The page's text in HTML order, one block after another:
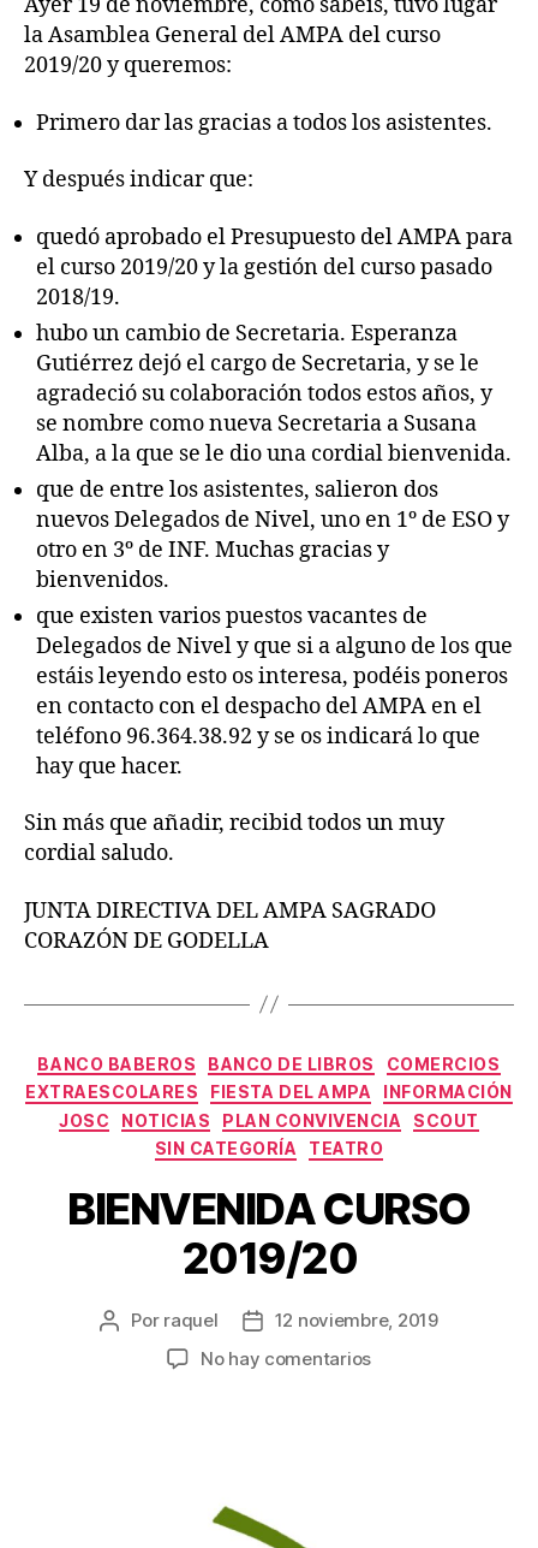
la Asamblea General del AMPA del curso
2019/20 y queremos:
Primero dar las gracias a todos los asistentes.
Y después indicar que:
quedó aprobado el Presupuesto del AMPA para
el curso 2019/20 y la gestión del curso pasado
2018/19.
hubo un cambio de Secretaria. Esperanza
Gutiérrez dejó el cargo de Secretaria, y se le
agradeció su colaboración todos estos años, y
se nombre como nueva Secretaria a Susana
Alba, a la que se le dio una cordial bienvenida.
que de entre los asistentes, salieron dos
nuevos Delegados de Nivel, uno en 1º de ESO y
otro en 3º de INF. Muchas gracias y
bienvenidos.
que existen varios puestos vacantes de
Delegados de Nivel y que si a alguno de los que
estáis leyendo esto os interesa, podéis poneros
en contacto con el despacho del AMPA en el
teléfono 96.364.38.92 y se os indicará lo que
hay que hacer.
Sin más que añadir, recibid todos un muy
cordial saludo.
JUNTA DIRECTIVA DEL AMPA SAGRADO
CORAZÓN DE GODELLA
Categorías
BANCO BABEROS BANCO DE LIBROS
COMERCIOS
EXTRAESCOLARES
FIESTA DEL AMPA
INFORMACIÓN
JOSC
NOTICIAS PLAN CONVIVENCIA
SCOUT
SIN CATEGORÍA
TEATRO
BIENVENIDA CURSO
2019/20
Autor
Por raquel
Fecha
la
12 noviembre, 2019
No hay comentariosen